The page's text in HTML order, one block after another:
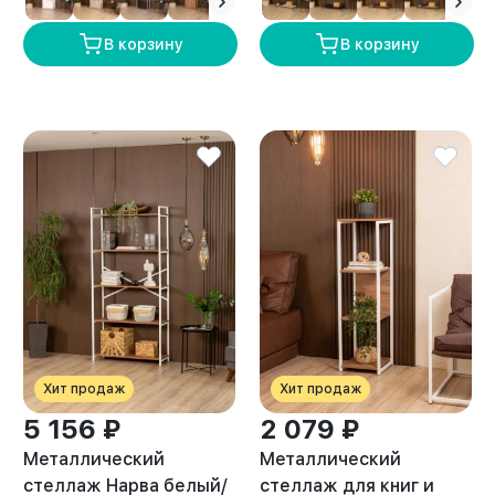
В корзину В корзину
Хит продаж
5 156 ₽
Металлический
стеллаж Нарва белый/
Хит продаж
2 079 ₽
Металлический
стеллаж для книг и